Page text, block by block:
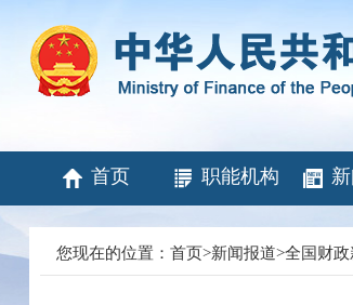
首页 职能机构
您现在的位置： 首页>新闻报道>全国财